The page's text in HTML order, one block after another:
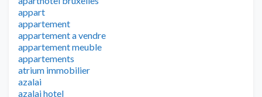
appart
appartement
appartement a vendre
appartement meuble
appartements
atrium immobilier
azalai
azalai hotel